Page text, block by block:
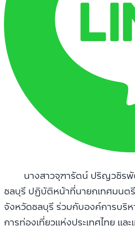
นางสาวจุฑารัตน์ ปริญวชิรพั
ชลบุรี ปฏิบัติหน้าที่นายกเทศมนตรี
จังหวัดชลบุรี ร่วมกับองค์การบริ
การท่องเที่ยวแห่งประเทศไทย แล